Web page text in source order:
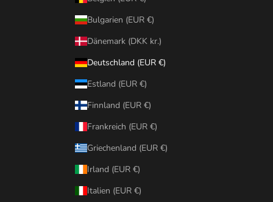
Bulgarien (EUR €)
Dänemark (DKK kr.)
Deutschland (EUR €)
Estland (EUR €)
Finnland (EUR €)
Frankreich (EUR €)
Griechenland (EUR €)
Irland (EUR €)
Italien (EUR €)